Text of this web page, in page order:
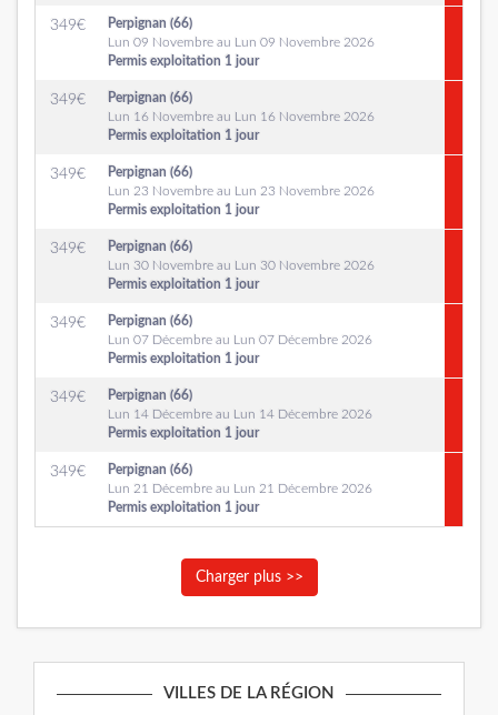
349€
Perpignan (66)
Lun 09 Novembre au Lun 09 Novembre 2026
Permis exploitation 1 jour
349€
Perpignan (66)
Lun 16 Novembre au Lun 16 Novembre 2026
Permis exploitation 1 jour
349€
Perpignan (66)
Lun 23 Novembre au Lun 23 Novembre 2026
Permis exploitation 1 jour
349€
Perpignan (66)
Lun 30 Novembre au Lun 30 Novembre 2026
Permis exploitation 1 jour
349€
Perpignan (66)
Lun 07 Décembre au Lun 07 Décembre 2026
Permis exploitation 1 jour
349€
Perpignan (66)
Lun 14 Décembre au Lun 14 Décembre 2026
Permis exploitation 1 jour
349€
Perpignan (66)
Lun 21 Décembre au Lun 21 Décembre 2026
Permis exploitation 1 jour
Charger plus >>
VILLES DE LA RÉGION